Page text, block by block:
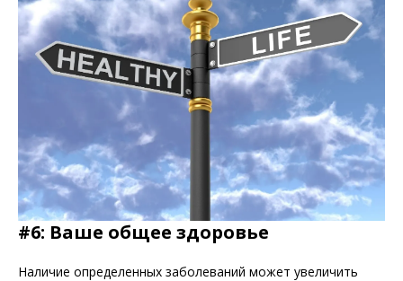
#6: Ваше общее здоровье
Наличие определенных заболеваний может увеличить